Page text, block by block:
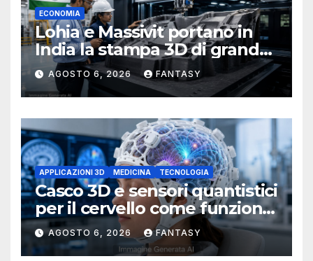
ECONOMIA
Lohia e Massivit portano in
India la stampa 3D di grande
formato per i compositi
AGOSTO 6, 2026 FANTASY
APPLICAZIONI 3D MEDICINA TECNOLOGIA
Casco 3D e sensori quantistici
per il cervello come funziona
l’OPM-MEG
AGOSTO 6, 2026 FANTASY